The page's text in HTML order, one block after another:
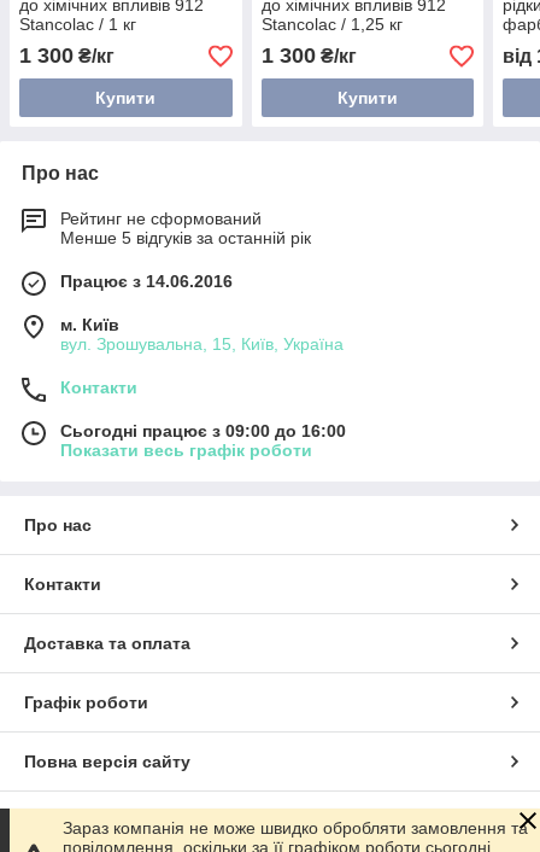
до хімічних впливів 912
Stancolac / 1 кг
1 300 ₴/кг
Купити
до хімічних впливів 912
Stancolac / 1,25 кг
1 300₴/кг
Купити
від
Про нас
Рейтинг не сформований
Менше 5 відгуків за останній рік
Працює з 14.06.2016
м. Київ
вул. Зрошувальна, 15, Київ, Україна
Контакти
Сьогодні працює з 09:00 до 16:00
Показати весь графік роботи
Про нас
Контакти
Доставка та оплата
Графік роботи
Повна версія сайту
Сайт створено на маркетплейсіProm.ua
Зараз компанія не може швидко обробляти замовлення та
повідомлення, оскільки за її графіком роботи сьогодні